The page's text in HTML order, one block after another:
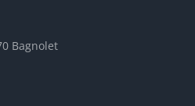
Bagnolet